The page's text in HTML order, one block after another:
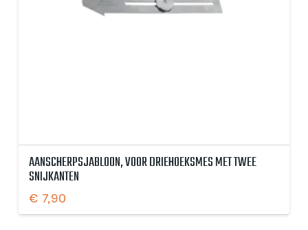
AANSCHERPSJABLOON, VOOR DRIEHOEKSMES MET TWEE
SNIJKANTEN
€ 7,90